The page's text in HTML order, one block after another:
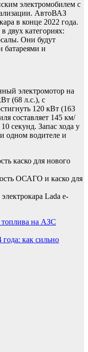
электромобилем с
АвтоВАЗ
в конце 2022 года.
двух категориях:
Они будут
батареями и
электромотор на
(68 л.с.), с
120 кВт (163
составляет 145 км/
секунд. Запас хода у
одном водителе и
каско для нового
ОСАГО и каско для
Lada e-
на АЗС
как сильно